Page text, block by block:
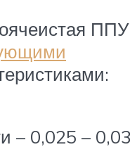
ППУ
– 0,025 – 0,03